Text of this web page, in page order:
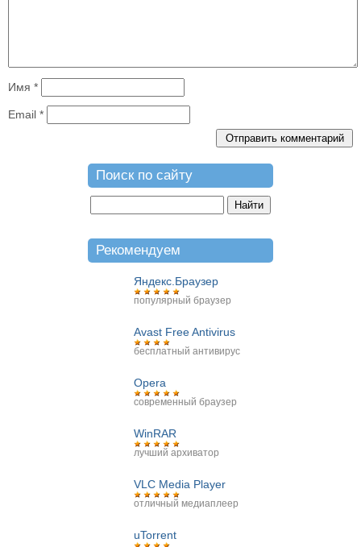
Имя *
Email *
Поиск по сайту
Рекомендуем
Яндекс.Браузер
популярный браузер
Avast Free Antivirus
бесплатный антивирус
Opera
современный браузер
WinRAR
лучший архиватор
VLC Media Player
отличный медиаплеер
uTorrent